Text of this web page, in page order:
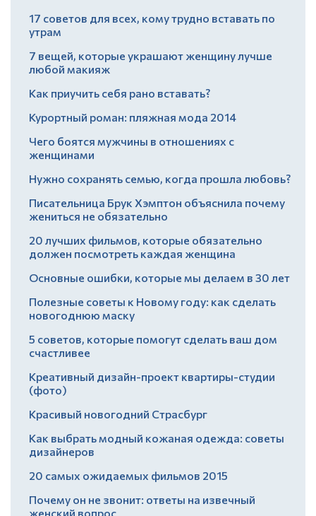
17 советов для всех, кому трудно вставать по
утрам
7 вещей, которые украшают женщину лучше
любой макияж
Как приучить себя рано вставать?
Курортный роман: пляжная мода 2014
Чего боятся мужчины в отношениях с
женщинами
Нужно сохранять семью, когда прошла любовь?
Писательница Брук Хэмптон объяснила почему
жениться не обязательно
20 лучших фильмов, которые обязательно
должен посмотреть каждая женщина
Основные ошибки, которые мы делаем в 30 лет
Полезные советы к Новому году: как сделать
новогоднюю маску
5 советов, которые помогут сделать ваш дом
счастливее
Креативный дизайн-проект квартиры-студии
(фото)
Красивый новогодний Страсбург
Как выбрать модный кожаная одежда: советы
дизайнеров
20 самых ожидаемых фильмов 2015
Почему он не звонит: ответы на извечный
женский вопрос